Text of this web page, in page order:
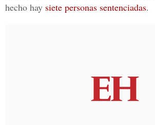
hecho hay siete personas sentenciadas.